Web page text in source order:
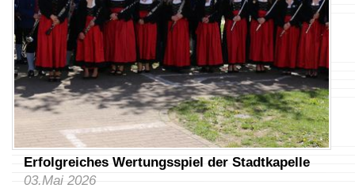
Erfolgreiches Wertungsspiel der Stadtkapelle
03.Mai 2026